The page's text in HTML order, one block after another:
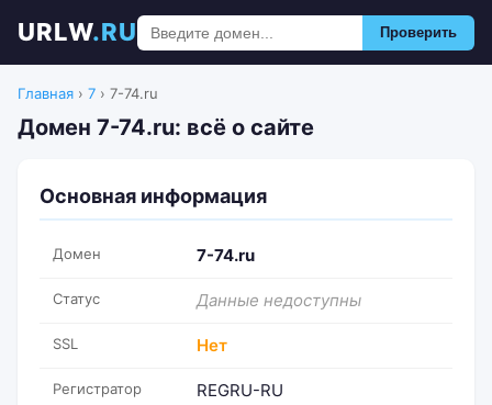
URLW.RU Проверить
Главная › 7 › 7-74.ru
Домен 7-74.ru: всё о сайте
Основная информация
Домен 7-74.ru
Статус Данные недоступны
SSL Нет
Регистратор REGRU-RU